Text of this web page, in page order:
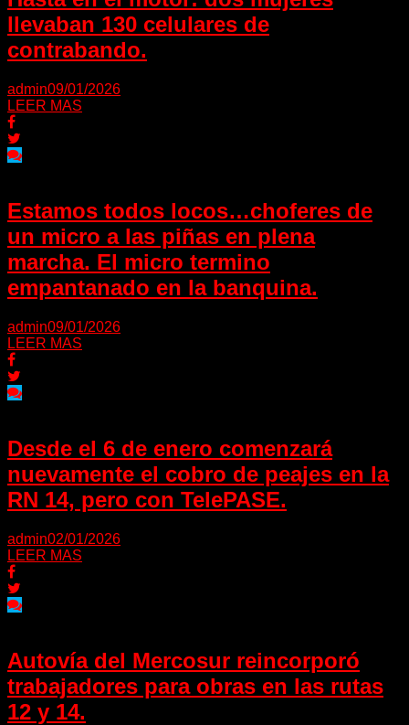
llevaban 130 celulares de
contrabando.
admin09/01/2026
LEER MAS
Estamos todos locos…choferes de
un micro a las piñas en plena
marcha. El micro termino
empantanado en la banquina.
admin09/01/2026
LEER MAS
Desde el 6 de enero comenzará
nuevamente el cobro de peajes en la
RN 14, pero con TelePASE.
admin02/01/2026
LEER MAS
Autovía del Mercosur reincorporó
trabajadores para obras en las rutas
12 y 14.